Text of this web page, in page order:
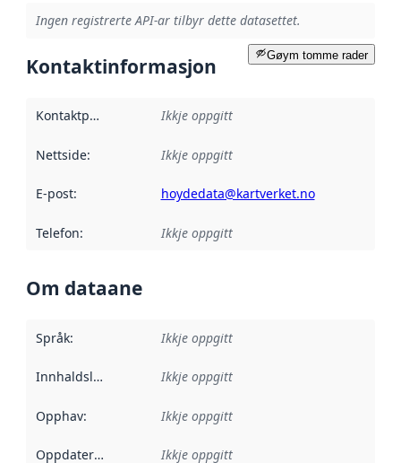
Ingen registrerte API-ar tilbyr dette datasettet.
Gøym tomme rader
Kontaktinformasjon
Kontaktpunkt Ikkje oppgitt
Nettside: Ikkje oppgitt
E-post: hoydedata@kartverket.no
Telefon: Ikkje oppgitt
Om dataane
Språk: Ikkje oppgitt
Innhaldsleverandørar :
Ikkje oppgitt
Opphav: Ikkje oppgitt
Oppdateringsfrekvens :
Ikkje oppgitt